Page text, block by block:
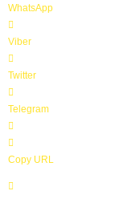
WhatsApp
Viber
Twitter
Telegram
Copy URL